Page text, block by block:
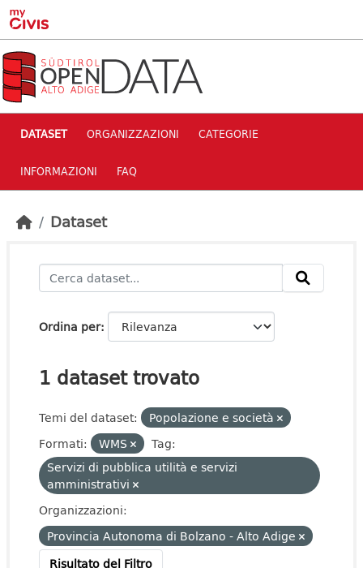
Skip to main content
DATASET ORGANIZZAZIONI CATEGORIE
INFORMAZIONI FAQ
Dataset
Ordina per
1 dataset trovato
Temi del dataset:
Popolazione e società
Formati:
WMS
Tag:
Servizi di pubblica utilità e servizi
amministrativi
Organizzazioni:
Provincia Autonoma di Bolzano - Alto Adige
Risultato del Filtro